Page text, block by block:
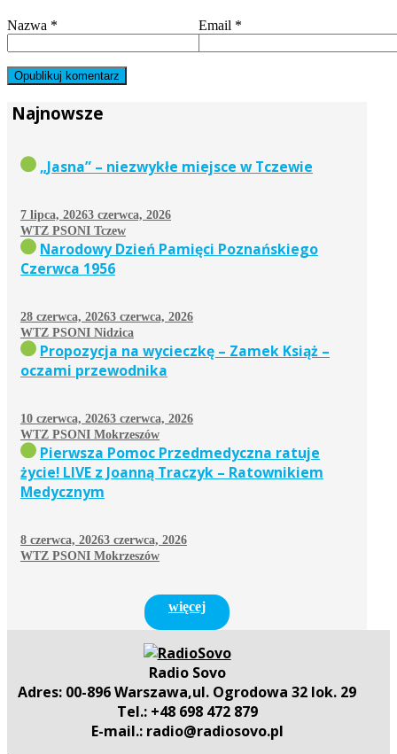
Nazwa * Email *
Najnowsze
„Jasna” – niezwykłe miejsce w Tczewie
7 lipca, 20263 czerwca, 2026
WTZ PSONI Tczew
Narodowy Dzień Pamięci Poznańskiego
Czerwca 1956
28 czerwca, 20263 czerwca, 2026
WTZ PSONI Nidzica
Propozycja na wycieczkę – Zamek Książ –
oczami przewodnika
10 czerwca, 20263 czerwca, 2026
WTZ PSONI Mokrzeszów
Pierwsza Pomoc Przedmedyczna ratuje
życie! LIVE z Joanną Traczyk – Ratownikiem
Medycznym
8 czerwca, 20263 czerwca, 2026
WTZ PSONI Mokrzeszów
więcej
Radio Sovo
Adres: 00-896 Warszawa,ul. Ogrodowa 32 lok. 29
Tel.: +48 698 472 879
E-mail.: radio@radiosovo.pl